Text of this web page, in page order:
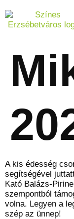
A kis édesség
segítségével
Kató Balázs-
szempontból
volna. Legyen a
szép az ünnep!